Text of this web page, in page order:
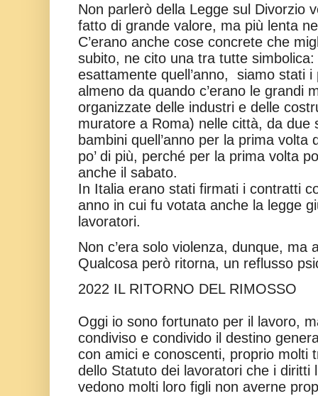
Non parlerò della Legge sul Divorzio
fatto di grande valore, ma più lenta
C’erano anche cose concrete che
subito, ne cito una tra tutte simbolica:
esattamente quell’anno,
siamo stati
almeno da quando c’erano le grandi
organizzate delle industri e delle
muratore a Roma) nelle città, da due
bambini quell’anno per la prima volta
po’ di più, perché per la prima volta
anche il sabato.
In Italia erano stati firmati i contratti
anno in cui fu votata anche la legge
lavoratori.
Non c’era solo violenza, dunque, ma
Qualcosa però ritorna, un reflusso
2022 IL RITORNO DEL RIMOSSO
Oggi io sono fortunato per il lavoro,
condiviso e condivido il destino
con amici e conoscenti, proprio molti
dello Statuto dei lavoratori che i diritti
vedono molti loro figli non averne